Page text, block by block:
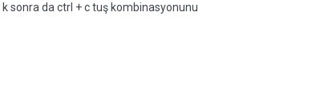
sonra da ctrl + c tuş kombinasyonunu